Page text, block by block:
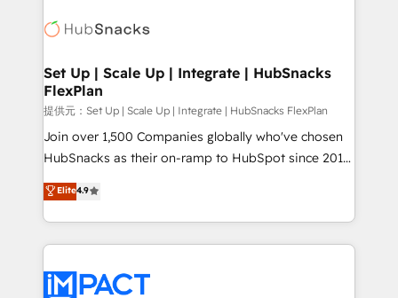
WooCommerce, BuilderTrend, and more Experience
the difference — reach out to see how AI + HubSpot
HubSpot development: websites, custom modules,
marketing, advertising, campaigns, content and
design We connect people, data and technology to
improve customer experiences. With our bright
people, exciting ideas and can-do mentality, we
ensure revenue growth on a daily basis. So tell us
team of 100+ experts is ready for you! Driving digital
growth | www.brightdigital.com
Set Up | Scale Up | Integrate | HubSnacks
FlexPlan
提供元：Set Up | Scale Up | Integrate | HubSnacks FlexPlan
Join over 1,500 Companies globally who've chosen
HubSnacks as their on-ramp to HubSpot since 2014
Simple pay-as-you-go plans that accelerate value...
1️⃣ Set Up | Onboarding New or Check-fixing existing
HubSpot portals 2️⃣ Scale Up | 100% HubSpot Task
Execution... Global 24/7 ... All Experts 3️⃣ Integrate |
Slash months from your API Integration project... ⬅️
Elite4.9